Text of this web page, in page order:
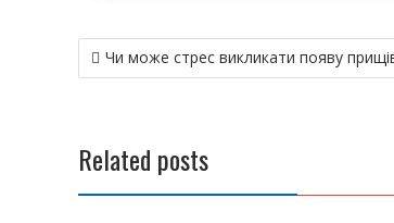
Навигация
по
Чи може стрес викликати появу
Related posts